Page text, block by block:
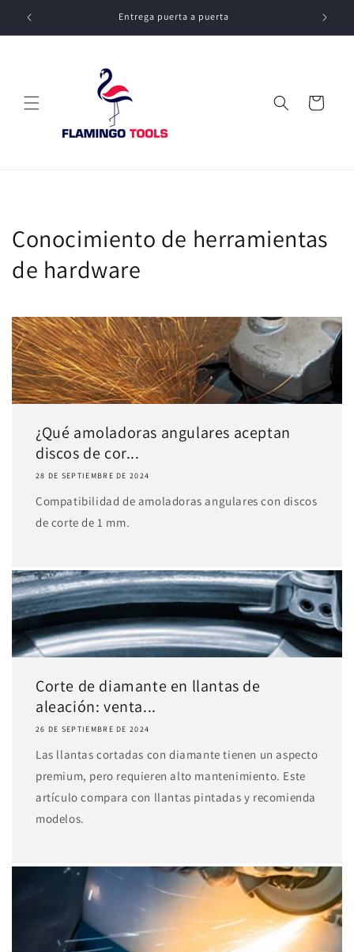
directamente
Entrega puerta a puerta
Carrito
Conocimiento de herramientas
de hardware
¿Qué amoladoras angulares aceptan
discos de cor...
28 DE SEPTIEMBRE DE 2024
Compatibilidad de amoladoras angulares con discos
de corte de 1 mm.
Corte de diamante en llantas de
aleación: venta...
26 DE SEPTIEMBRE DE 2024
Las llantas cortadas con diamante tienen un aspecto
premium, pero requieren alto mantenimiento. Este
artículo compara con llantas pintadas y recomienda
modelos.